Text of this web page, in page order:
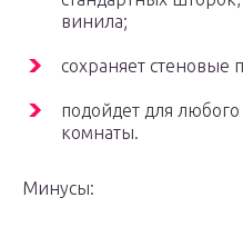
винила;
сохраняет стеновые
подойдет для
комнаты.
Минусы: